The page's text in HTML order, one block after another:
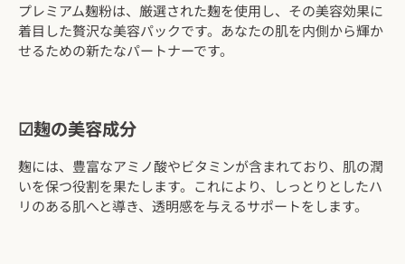
プレミアム麹粉は、厳選された麹を使用し、その美容効果に
着目した贅沢な美容パックです。あなたの肌を内側から輝か
せるための新たなパートナーです。
☑麹の美容成分
麹には、豊富なアミノ酸やビタミンが含まれており、肌の潤
いを保つ役割を果たします。これにより、しっとりとしたハ
リのある肌へと導き、透明感を与えるサポートをします。